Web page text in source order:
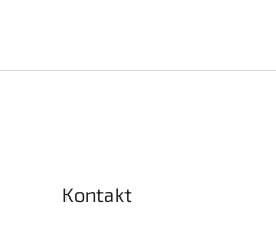
Kontakt